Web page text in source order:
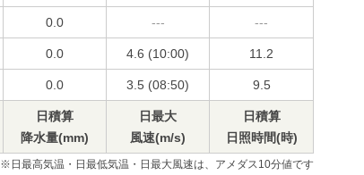
0.0 --- ---
0.0 4.6 (10:00) 11.2
0.0 3.5 (08:50) 9.5
日積算
降水量(mm)
日最大
風速(m/s)
日積算
日照時間(時)
※日最高気温・日最低気温・日最大風速は、アメダス10分値です